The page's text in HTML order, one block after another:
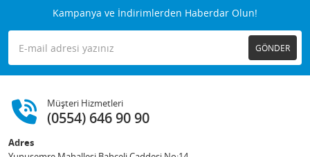
Kampanya ve İndirimlerden Haberdar Olun!
GÖNDER
Müşteri Hizmetleri
(0554) 646 90 90
Adres